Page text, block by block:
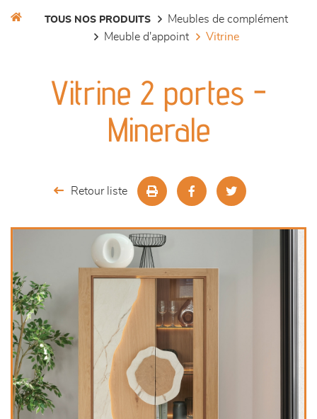
séjours
meubles de complément
TOUS NOS PRODUITS
meubles de complément
meuble d'appoint
vitrine
Vitrine 2 portes -
Minerale
Retour liste